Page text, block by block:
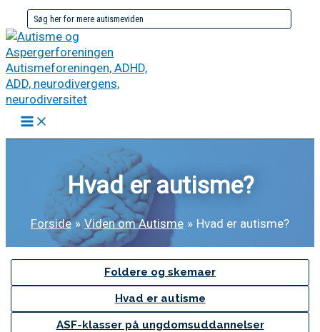
til
indholdet
Søg
efter:
Hvad er autisme?
Forside Viden om Autisme Hvad er autisme?
Foldere og skemaer
Hvad er autisme
ASF-klasser på ungdomsuddannelser